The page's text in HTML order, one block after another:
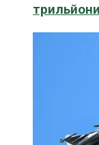
трильйони